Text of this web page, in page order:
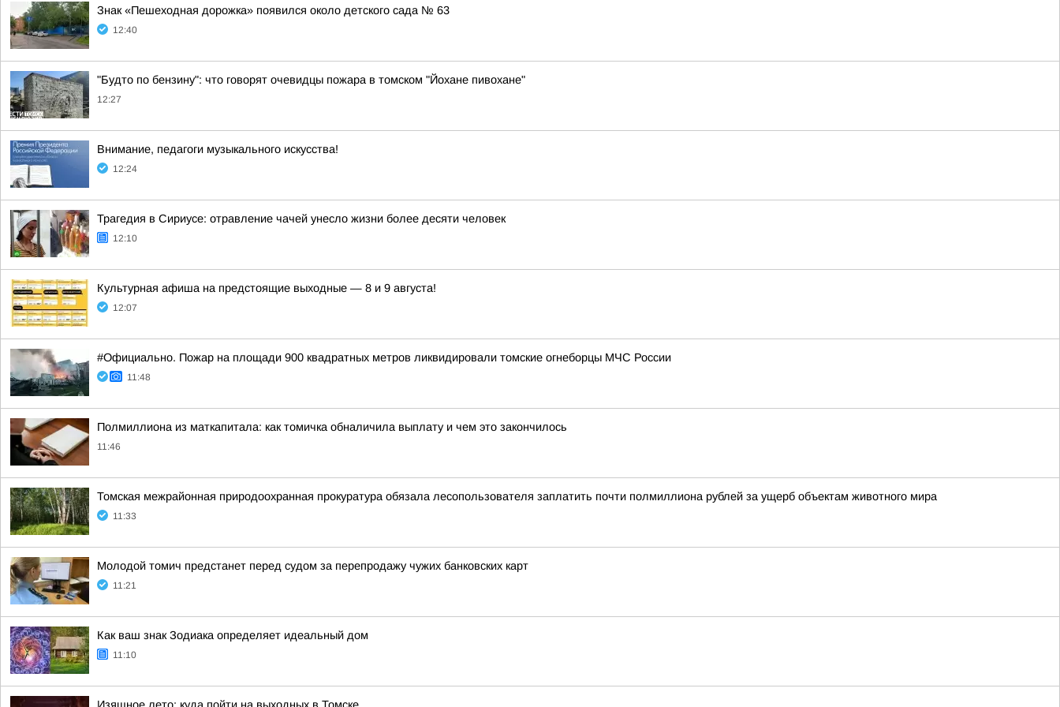
Знак «Пешеходная дорожка» появился около детского сада № 63
12:40
"Будто по бензину": что говорят очевидцы пожара в томском "Йохане пивохане"
12:27
Внимание, педагоги музыкального искусства!
12:24
Трагедия в Сириусе: отравление чачей унесло жизни более десяти человек
12:10
Культурная афиша на предстоящие выходные — 8 и 9 августа!
12:07
#Официально. Пожар на площади 900 квадратных метров ликвидировали томские огнеборцы МЧС России
11:48
Полмиллиона из маткапитала: как томичка обналичила выплату и чем это закончилось
11:46
Томская межрайонная природоохранная прокуратура обязала лесопользователя заплатить почти полмиллиона рублей за ущерб объектам животного мира
11:33
Молодой томич предстанет перед судом за перепродажу чужих банковских карт
11:21
Как ваш знак Зодиака определяет идеальный дом
11:10